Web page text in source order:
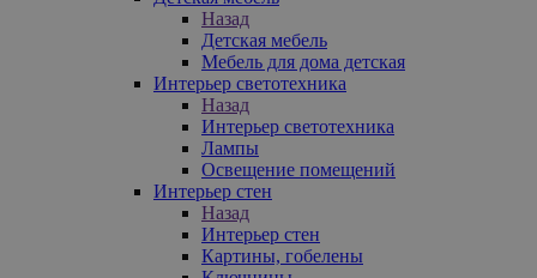
Назад
Детская мебель
Мебель для дома детская
Интерьер светотехника
Назад
Интерьер светотехника
Лампы
Освещение помещений
Интерьер стен
Назад
Интерьер стен
Картины, гобелены